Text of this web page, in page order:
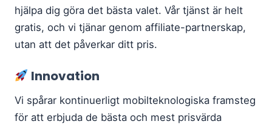
hjälpa dig göra det bästa valet. Vår tjänst är helt
gratis, och vi tjänar genom affiliate-partnerskap,
utan att det påverkar ditt pris.
Innovation
Vi spårar kontinuerligt mobilteknologiska framsteg
för att erbjuda de bästa och mest prisvärda